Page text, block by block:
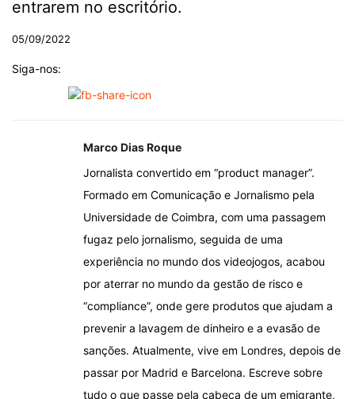
entrarem no escritório.
05/09/2022
Siga-nos:
Marco Dias Roque
Jornalista convertido em “product manager”.
Formado em Comunicação e Jornalismo pela
Universidade de Coimbra, com uma passagem
fugaz pelo jornalismo, seguida de uma
experiência no mundo dos videojogos, acabou
por aterrar no mundo da gestão de risco e
“compliance”, onde gere produtos que ajudam a
prevenir a lavagem de dinheiro e a evasão de
sanções. Atualmente, vive em Londres, depois de
passar por Madrid e Barcelona. Escreve sobre
tudo o que passe pela cabeça de um emigrante,